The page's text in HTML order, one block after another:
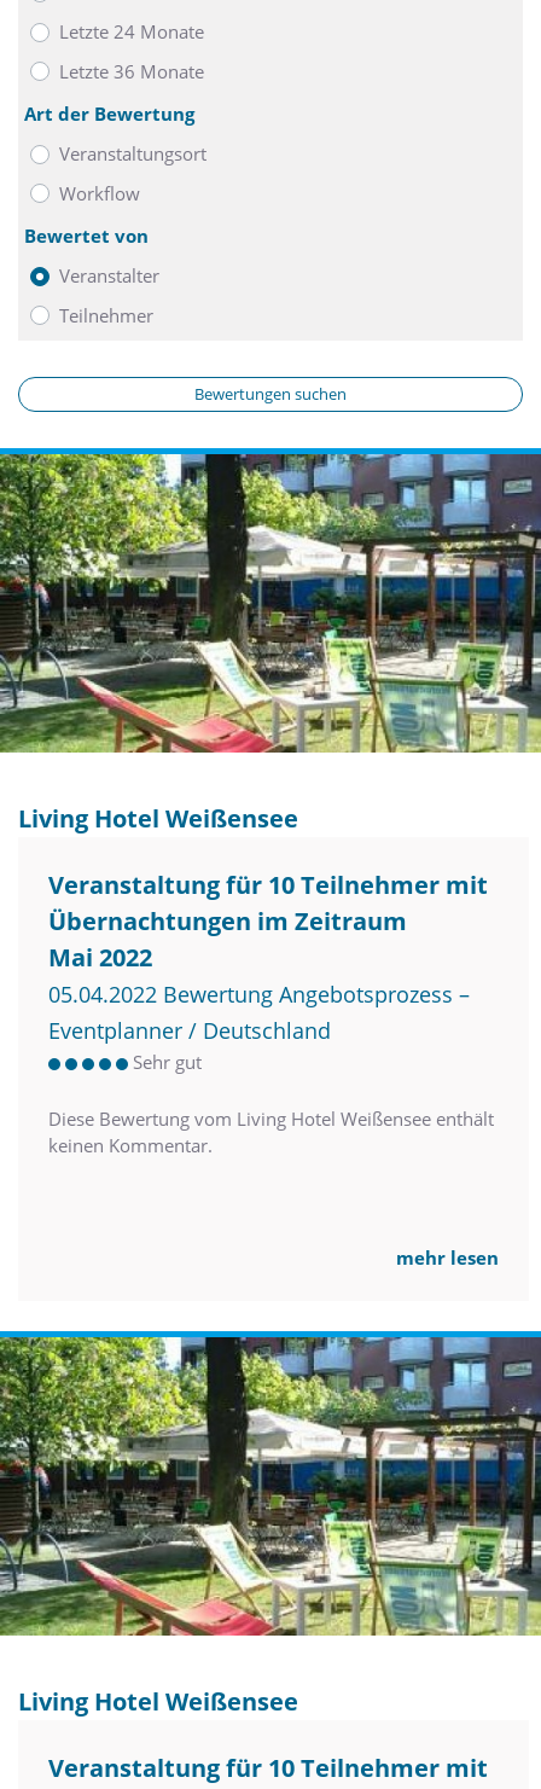
Letzte 24 Monate
Letzte 36 Monate
Art der Bewertung
Veranstaltungsort
Workflow
Bewertet von
Veranstalter
Teilnehmer
Bewertungen suchen
Living Hotel Weißensee
Veranstaltung für 10 Teilnehmer mit
Übernachtungen im Zeitraum
Mai 2022
05.04.2022 Bewertung Angebotsprozess –
Eventplanner / Deutschland
Sehr gut
Diese Bewertung vom Living Hotel Weißensee enthält
keinen Kommentar.
mehr lesen
Living Hotel Weißensee
Veranstaltung für 10 Teilnehmer mit